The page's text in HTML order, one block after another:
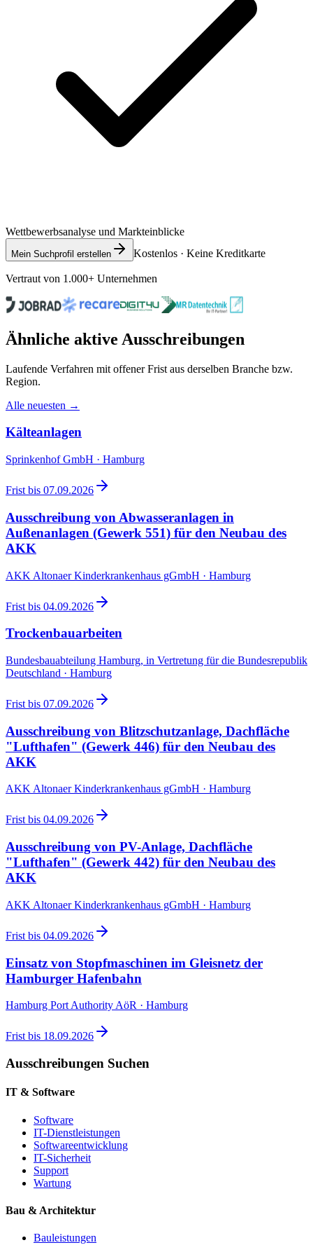
Wettbewerbsanalyse und Markteinblicke
Mein Suchprofil erstellen Kostenlos · Keine Kreditkarte
Vertraut von 1.000+ Unternehmen
Ähnliche aktive Ausschreibungen
Laufende Verfahren mit offener Frist aus derselben Branche bzw.
Region.
Alle neuesten →
Kälteanlagen
Sprinkenhof GmbH · Hamburg
Frist bis 07.09.2026
Ausschreibung von Abwasseranlagen in
Außenanlagen (Gewerk 551) für den Neubau des
AKK
AKK Altonaer Kinderkrankenhaus gGmbH · Hamburg
Frist bis 04.09.2026
Trockenbauarbeiten
Bundesbauabteilung Hamburg, in Vertretung für die Bundesrepublik
Deutschland · Hamburg
Frist bis 07.09.2026
Ausschreibung von Blitzschutzanlage, Dachfläche
"Lufthafen" (Gewerk 446) für den Neubau des
AKK
AKK Altonaer Kinderkrankenhaus gGmbH · Hamburg
Frist bis 04.09.2026
Ausschreibung von PV-Anlage, Dachfläche
"Lufthafen" (Gewerk 442) für den Neubau des
AKK
AKK Altonaer Kinderkrankenhaus gGmbH · Hamburg
Frist bis 04.09.2026
Einsatz von Stopfmaschinen im Gleisnetz der
Hamburger Hafenbahn
Hamburg Port Authority AöR · Hamburg
Frist bis 18.09.2026
Ausschreibungen Suchen
IT & Software
Software
IT-Dienstleistungen
Softwareentwicklung
IT-Sicherheit
Support
Wartung
Bau & Architektur
Bauleistungen